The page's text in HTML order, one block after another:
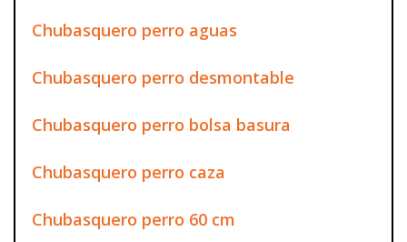
Chubasquero perro aguas
Chubasquero perro desmontable
Chubasquero perro bolsa basura
Chubasquero perro caza
Chubasquero perro 60 cm